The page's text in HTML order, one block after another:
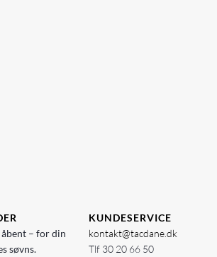
– for din
søvns.
KUNDESERVICE
kontakt@tacdane.dk
Tlf 30 20 66 50